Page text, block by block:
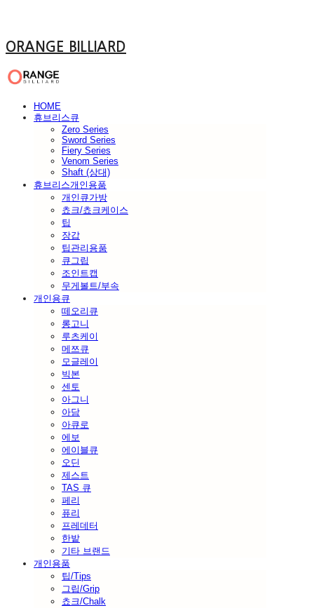
ORANGE BILLIARD
HOME
휴브리스큐
Zero Series
Sword Series
Fiery Series
Venom Series
Shaft (상대)
휴브리스개인용품
개인큐가방
쵸크/쵸크케이스
팁
장갑
팁관리용품
큐그립
조인트캡
무게볼트/부속
개인용큐
떼오리큐
롱고니
루츠케이
메쯔큐
모글레이
빅본
센토
아그니
아담
아큐로
에보
에이블큐
오딘
제스트
TAS 큐
페리
퓨리
프레데터
한밭
기타 브랜드
개인용품
팁/Tips
그립/Grip
쵸크/Chalk